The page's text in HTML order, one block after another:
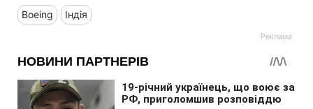
Boeing Індія